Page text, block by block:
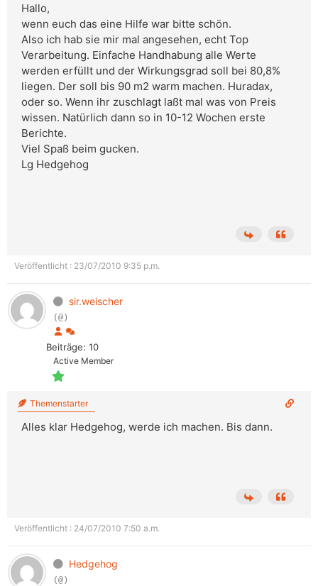
Hallo,
wenn euch das eine Hilfe war bitte schön.
Also ich hab sie mir mal angesehen, echt Top
Verarbeitung. Einfache Handhabung alle Werte
werden erfüllt und der Wirkungsgrad soll bei 80,8%
liegen. Der soll bis 90 m2 warm machen. Huradax,
oder so. Wenn ihr zuschlagt laßt mal was von Preis
wissen. Natürlich dann so in 10-12 Wochen erste
Berichte.
Viel Spaß beim gucken.
Lg Hedgehog
Veröffentlicht : 23/07/2010 9:35 p.m.
sir.weischer
(@)
Beiträge: 10
Active Member
Themenstarter
Alles klar Hedgehog, werde ich machen. Bis dann.
Veröffentlicht : 24/07/2010 7:50 a.m.
Hedgehog
(@)